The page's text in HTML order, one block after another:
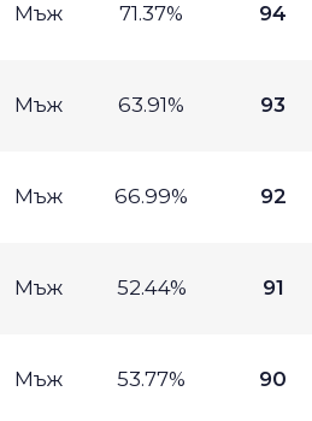
Мъж 71.37% 94
Мъж 63.91% 93
Мъж 66.99% 92
Мъж 52.44% 91
Мъж 53.77% 90